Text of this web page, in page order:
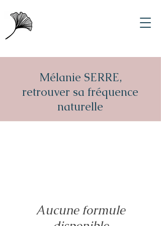
Mélanie SERRE,
retrouver sa fréquence
naturelle
Aucune formule